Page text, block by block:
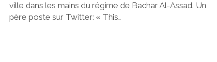
ville dans les mains du régime de Bachar Al-Assad. Un
père poste sur Twitter: « This…